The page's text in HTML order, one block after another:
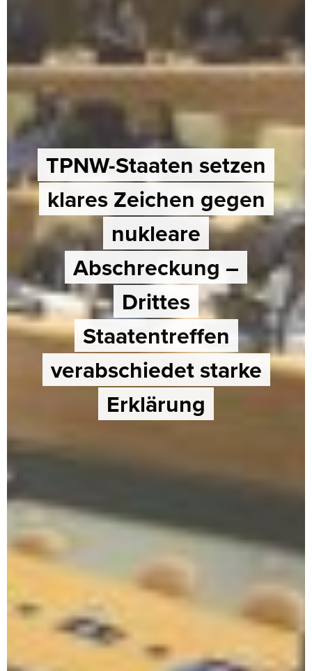
TPNW-Staaten setzen
klares Zeichen gegen
nukleare
Abschreckung –
Drittes
Staatentreffen
verabschiedet starke
Erklärung